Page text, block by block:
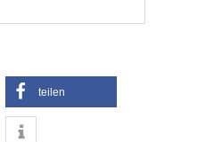
teilen